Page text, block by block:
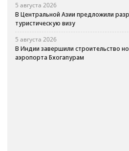
5 августа 2026
В Центральной Азии предложили
туристическую визу
5 августа 2026
В Индии завершили строительство
аэропорта Бхогапурам